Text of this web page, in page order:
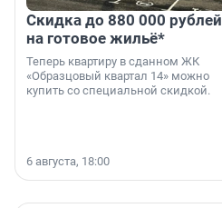
Скидка до 880 000 рублей
на готовое жильё*
Теперь квартиру в сданном ЖК
«Образцовый квартал 14» можно
купить со специальной скидкой.
6 августа, 18:00